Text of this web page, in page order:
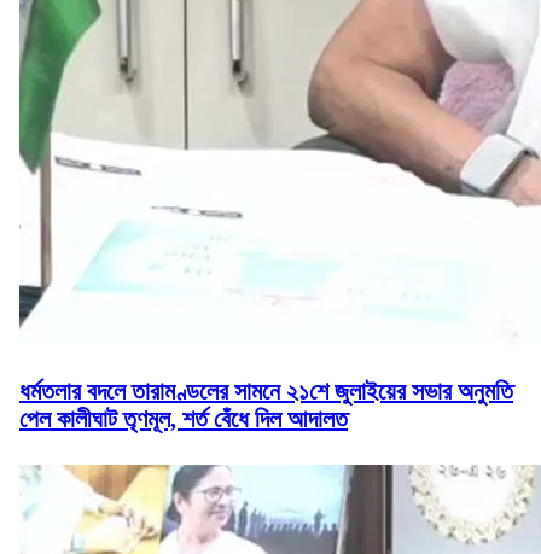
ধর্মতলার বদলে তারামণ্ডলের সামনে ২১শে জুলাইয়ের সভার অনুমতি
পেল কালীঘাট তৃণমূল, শর্ত বেঁধে দিল আদালত